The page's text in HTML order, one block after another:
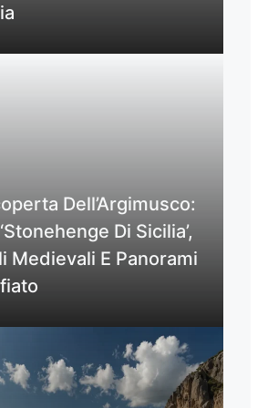
Dell’Argimusco:
Di Sicilia’,
Medievali E Panorami